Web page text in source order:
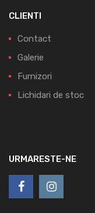
CLIENTI
Contact
Galerie
Furnizori
Lichidari de stoc
URMARESTE-NE